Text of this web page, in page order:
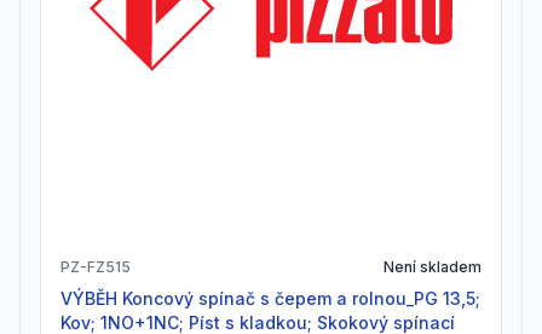
PZ-FZ515 Není skladem
VÝBĚH Koncový spínač s čepem a rolnou_PG 13,5;
Kov; 1NO+1NC; Píst s kladkou; Skokový spínací